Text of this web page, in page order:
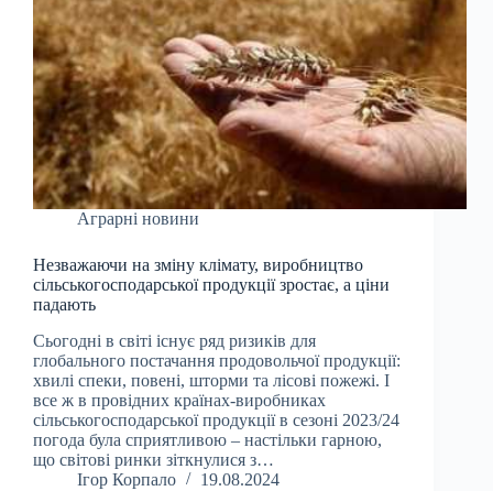
Аграрні новини
Незважаючи на зміну клімату, виробництво
сільськогосподарської продукції зростає, а ціни
падають
Сьогодні в світі існує ряд ризиків для
глобального постачання продовольчої продукції:
хвилі спеки, повені, шторми та лісові пожежі. І
все ж в провідних країнах-виробниках
сільськогосподарської продукції в сезоні 2023/24
погода була сприятливою – настільки гарною,
що світові ринки зіткнулися з…
Ігор Корпало
19.08.2024